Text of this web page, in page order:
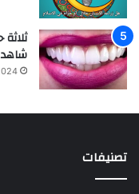
شاهد
تصنيفات